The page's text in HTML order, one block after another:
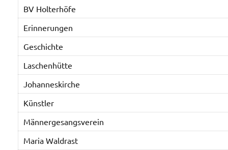
BV Holterhöfe
Erinnerungen
Geschichte
Laschenhütte
Johanneskirche
Künstler
Männergesangsverein
Maria Waldrast